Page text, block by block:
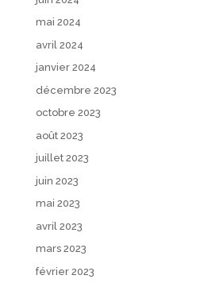
mai 2024
avril 2024
janvier 2024
décembre 2023
octobre 2023
août 2023
juillet 2023
juin 2023
mai 2023
avril 2023
mars 2023
février 2023